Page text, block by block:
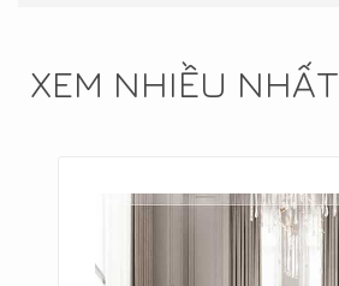
XEM NHIỀU NHẤT